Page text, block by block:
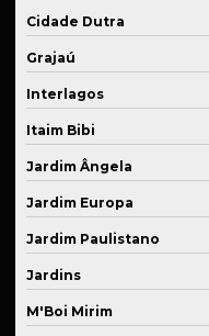
Peças industriais sob medida
Peças para montagem de
Peças técnicas para
Peças usinadas para
Produção de componentes
Produção de flanges em
Cidade Dutra
Grajaú
Interlagos
Itaim Bibi
Jardim Ângela
Jardim Europa
Jardim Paulistano
Jardins
M'Boi Mirim